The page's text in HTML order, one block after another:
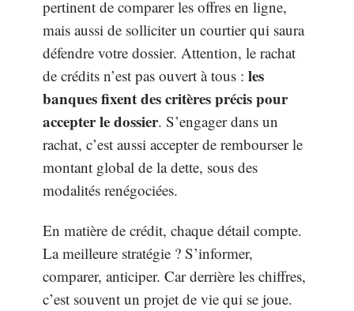
pertinent de comparer les offres en ligne,
mais aussi de solliciter un courtier qui saura
défendre votre dossier. Attention, le rachat
de crédits n’est pas ouvert à tous : les
banques fixent des critères précis pour
accepter le dossier. S’engager dans un
rachat, c’est aussi accepter de rembourser le
montant global de la dette, sous des
modalités renégociées.
En matière de crédit, chaque détail compte.
La meilleure stratégie ? S’informer,
comparer, anticiper. Car derrière les chiffres,
c’est souvent un projet de vie qui se joue.